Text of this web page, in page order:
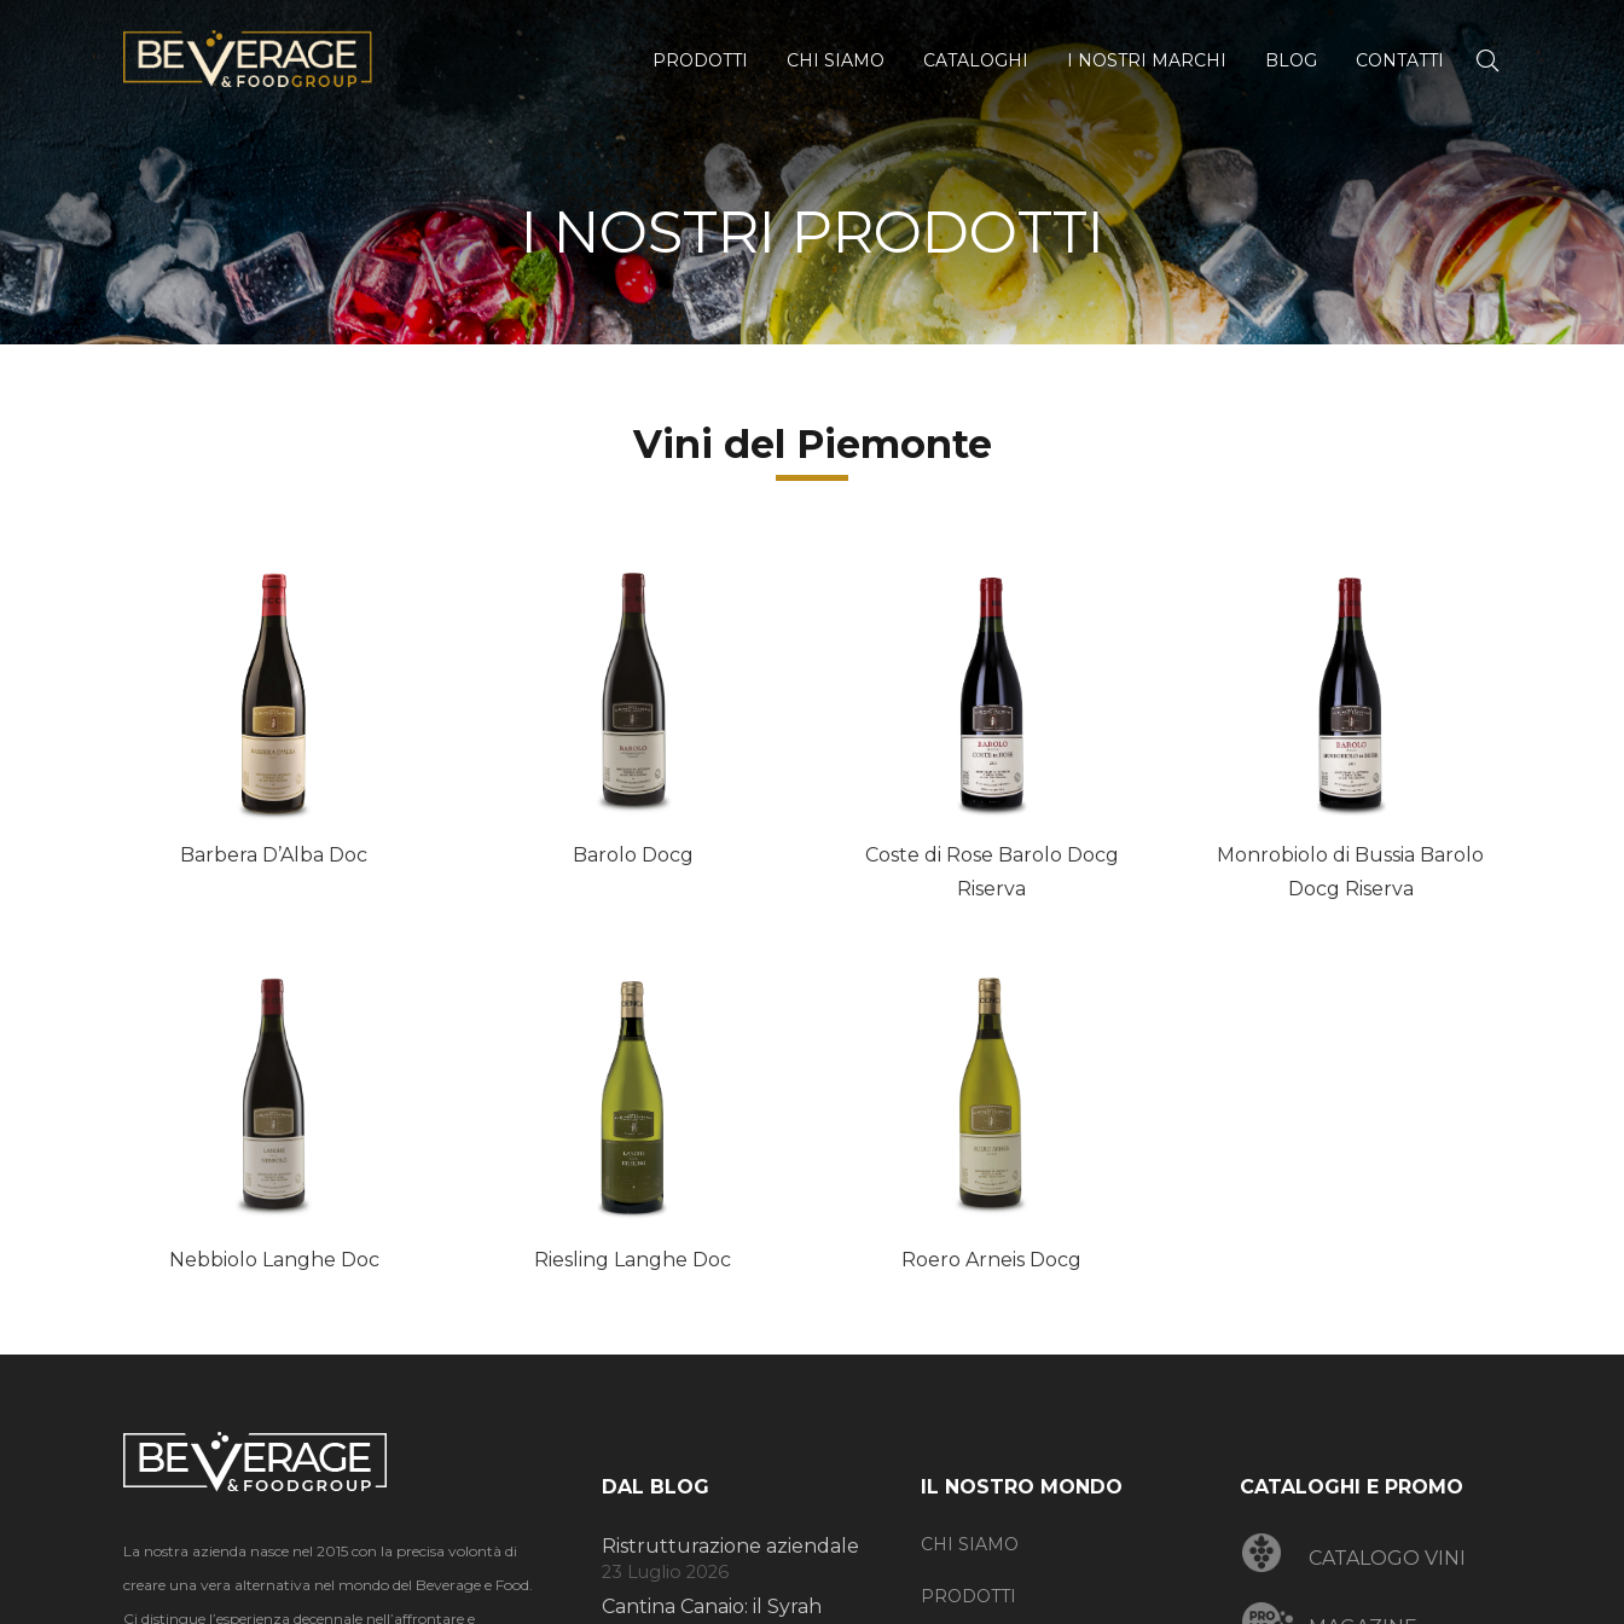
PRODOTTI CHI SIAMO CATALOGHI I NOSTRI MARCHI BLOG CONTATTI
I NOSTRI PRODOTTI
Vini del Piemonte
Barbera D’Alba Doc Barolo Docg
Coste di Rose Barolo Docg
Riserva
Monrobiolo di Bussia Barolo
Docg Riserva
Nebbiolo Langhe Doc Riesling Langhe Doc Roero Arneis Docg
La nostra azienda nasce nel 2015 con la precisa volontà di
creare una vera alternativa nel mondo del Beverage e Food.
Ci distingue l’esperienza decennale nell’affrontare e
DAL BLOG
Ristrutturazione aziendale
23 Luglio 2026
Cantina Canaio: il Syrah
IL NOSTRO MONDO
CHI SIAMO
PRODOTTI
CATALOGHI E PROMO
CATALOGO VINI